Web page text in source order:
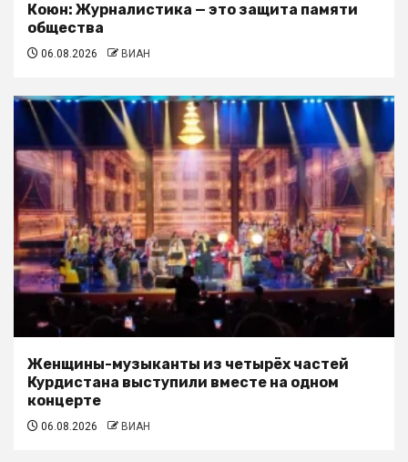
Коюн: Журналистика — это защита памяти
общества
06.08.2026 ВИАН
Женщины-музыканты из четырёх частей
Курдистана выступили вместе на одном
концерте
06.08.2026 ВИАН